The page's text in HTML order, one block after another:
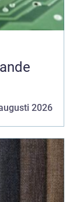
2026